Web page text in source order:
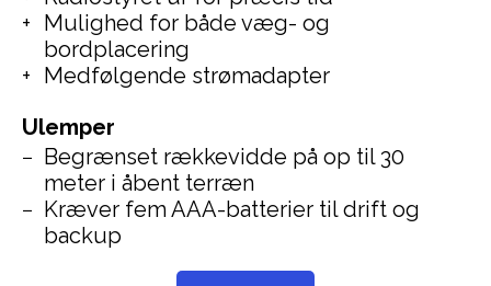
Mulighed for både væg- og
bordplacering
Medfølgende strømadapter
Ulemper
Begrænset rækkevidde på op til 30
meter i åbent terræn
Kræver fem AAA-batterier til drift og
backup